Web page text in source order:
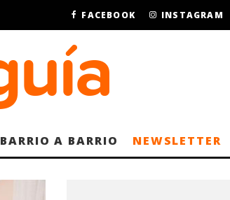
FACEBOOK INSTAGRAM
BARRIO A BARRIO NEWSLETTER